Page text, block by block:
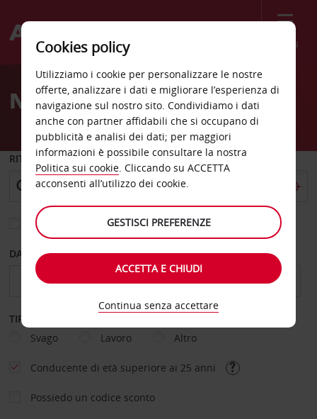
Menù
Welcome
AvisNoleggio auto Annapolis
RITIRO DA
Scegli una località di riconsegna diversa
DAL GIORNO AL GIORNO
TIPOLOGIA DI NOLEGGIO
Svago
Lavoro Altro
Conducente di età superiore ai 25 anni
Possiedo un codice sconto
Cookies policy
Utilizziamo i cookie per personalizzare le nostre
offerte, analizzare i dati e migliorare l’esperienza di
navigazione sul nostro sito. Condividiamo i dati
anche con partner affidabili che si occupano di
pubblicità e analisi dei dati; per maggiori
informazioni è possibile consultare la nostra
Politica sui cookie. Cliccando su ACCETTA
acconsenti all’utilizzo dei cookie.
GESTISCI PREFERENZE
ACCETTA E CHIUDI
Continua senza accettare